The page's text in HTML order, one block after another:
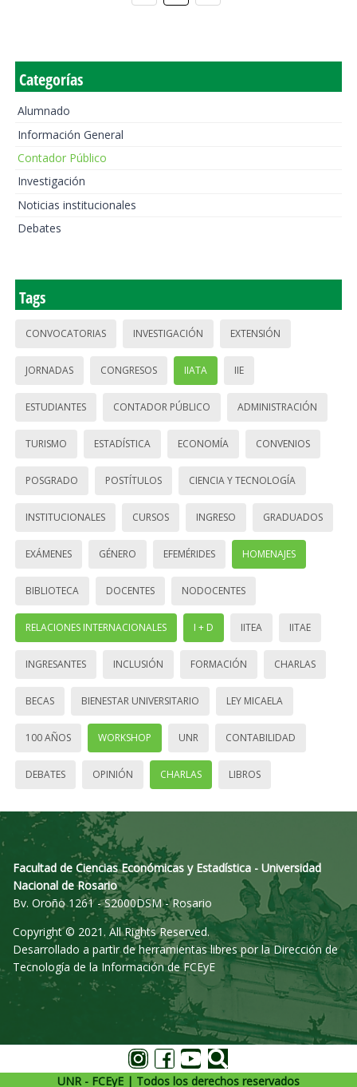
Categorías
Alumnado
Información General
Contador Público
Investigación
Noticias institucionales
Debates
Tags
CONVOCATORIAS INVESTIGACIÓN EXTENSIÓN
JORNADAS CONGRESOS IIATA IIE
ESTUDIANTES CONTADOR PÚBLICO ADMINISTRACIÓN
TURISMO ESTADÍSTICA ECONOMÍA CONVENIOS
POSGRADO POSTÍTULOS CIENCIA Y TECNOLOGÍA
INSTITUCIONALES CURSOS INGRESO GRADUADOS
EXÁMENES GÉNERO EFEMÉRIDES HOMENAJES
BIBLIOTECA DOCENTES NODOCENTES
RELACIONES INTERNACIONALES I + D IITEA IITAE
INGRESANTES INCLUSIÓN FORMACIÓN CHARLAS
BECAS BIENESTAR UNIVERSITARIO LEY MICAELA
100 AÑOS WORKSHOP UNR CONTABILIDAD
DEBATES OPINIÓN CHARLAS LIBROS
Facultad de Ciencias Económicas y Estadística - Universidad
Nacional de Rosario
Bv. Oroño 1261 - S2000DSM - Rosario
Copyright © 2021. All Rights Reserved.
Desarrollado a partir de herramientas libres por la Dirección de
Tecnología de la Información de FCEyE
UNR - FCEyE | Todos los derechos reservados